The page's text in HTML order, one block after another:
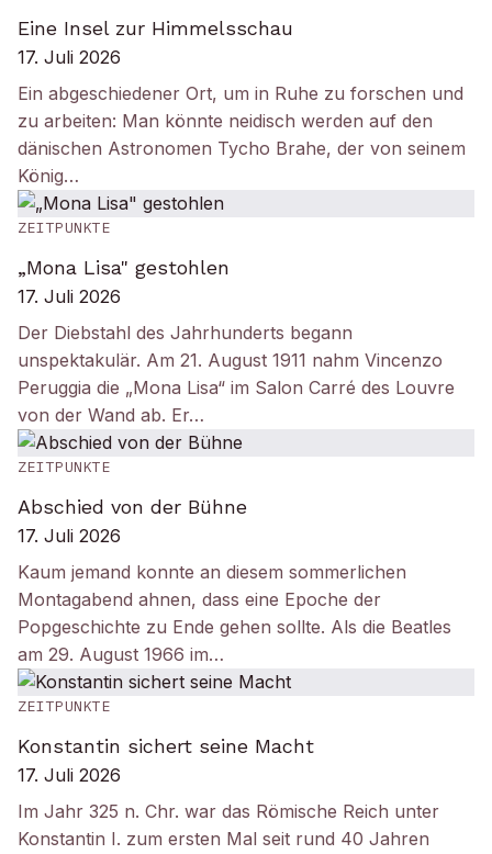
Eine Insel zur Himmelsschau
17. Juli 2026
Ein abgeschiedener Ort, um in Ruhe zu forschen und
zu arbeiten: Man könnte neidisch werden auf den
dänischen Astronomen Tycho Brahe, der von seinem
König…
ZEITPUNKTE
„Mona Lisa" gestohlen
17. Juli 2026
Der Diebstahl des Jahrhunderts begann
unspektakulär. Am 21. August 1911 nahm Vincenzo
Peruggia die „Mona Lisa“ im Salon Carré des Louvre
von der Wand ab. Er…
ZEITPUNKTE
Abschied von der Bühne
17. Juli 2026
Kaum jemand konnte an diesem sommerlichen
Montagabend ahnen, dass eine Epoche der
Popgeschichte zu Ende gehen sollte. Als die Beatles
am 29. August 1966 im…
ZEITPUNKTE
Konstantin sichert seine Macht
17. Juli 2026
Im Jahr 325 n. Chr. war das Römische Reich unter
Konstantin I. zum ersten Mal seit rund 40 Jahren